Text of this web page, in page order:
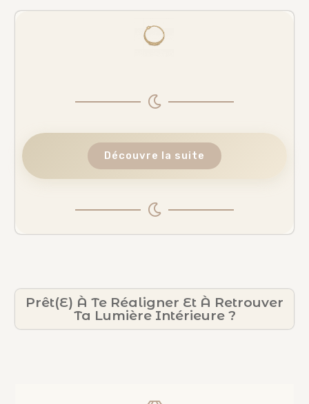
Découvre la suite
Prêt(e) À Te Réaligner Et À Retrouver
Ta Lumière Intérieure ?